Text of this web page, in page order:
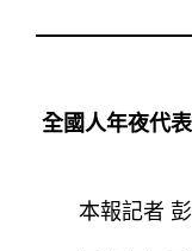
全國人年夜代
本報記者